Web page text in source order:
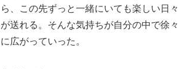
ら、この先ずっと一緒にいても楽しい日々
が送れる。そんな気持ちが自分の中で徐々
に広がっていった。